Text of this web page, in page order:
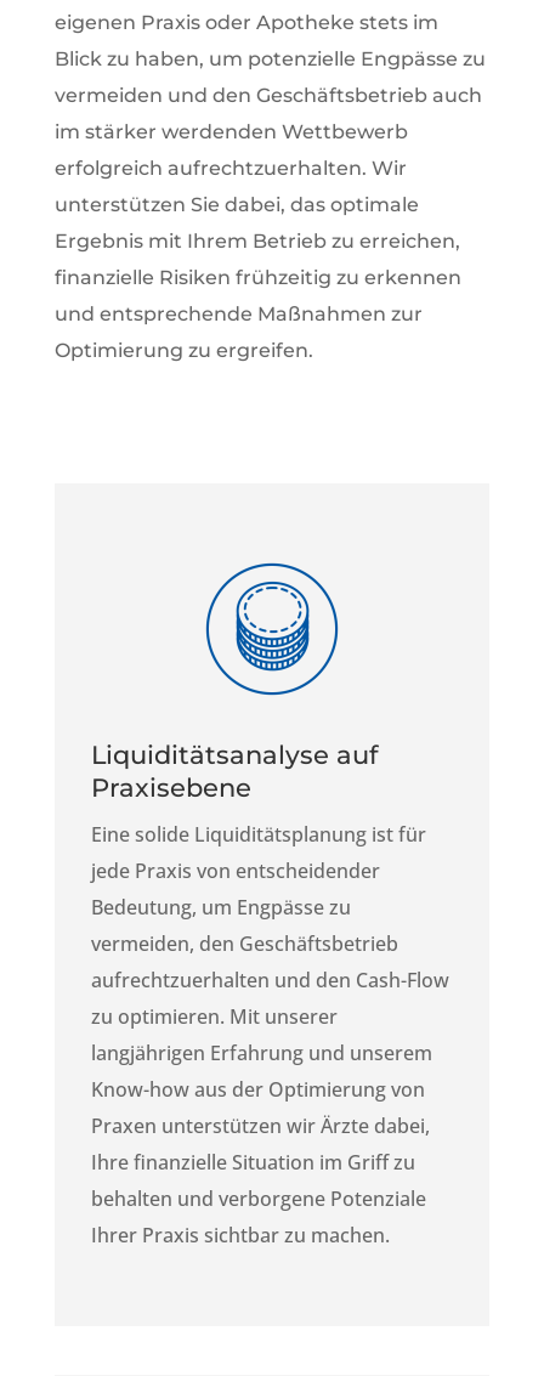
eigenen Praxis oder Apotheke stets im
Blick zu haben, um potenzielle Engpässe zu
vermeiden und den Geschäftsbetrieb auch
im stärker werdenden Wettbewerb
erfolgreich aufrechtzuerhalten. Wir
unterstützen Sie dabei, das optimale
Ergebnis mit Ihrem Betrieb zu erreichen,
finanzielle Risiken frühzeitig zu erkennen
und entsprechende Maßnahmen zur
Optimierung zu ergreifen.
Liquiditätsanalyse auf
Praxisebene
Eine solide Liquiditätsplanung ist für
jede Praxis von entscheidender
Bedeutung, um Engpässe zu
vermeiden, den Geschäftsbetrieb
aufrechtzuerhalten und den Cash-Flow
zu optimieren. Mit unserer
langjährigen Erfahrung und unserem
Know-how aus der Optimierung von
Praxen unterstützen wir Ärzte dabei,
Ihre finanzielle Situation im Griff zu
behalten und verborgene Potenziale
Ihrer Praxis sichtbar zu machen.